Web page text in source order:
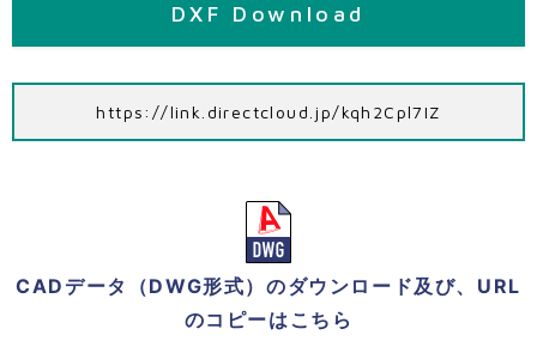
DXF Download
https://link.directcloud.jp/kqh2Cpl7IZ
CADデータ（DWG形式）のダウンロード及び、URL
のコピーはこちら